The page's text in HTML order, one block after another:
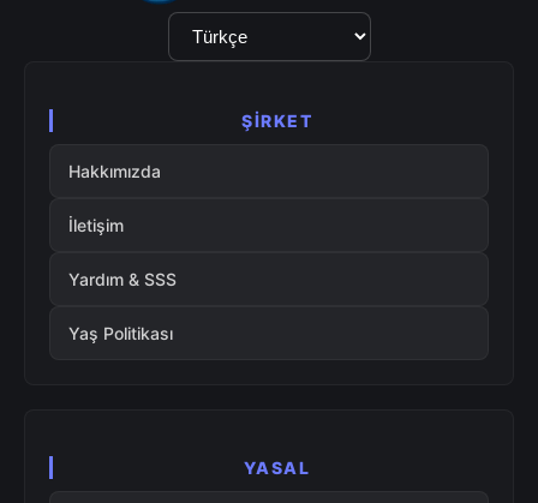
Dil
Seçimi
ŞIRKET
Hakkımızda
İletişim
Yardım & SSS
Yaş Politikası
YASAL